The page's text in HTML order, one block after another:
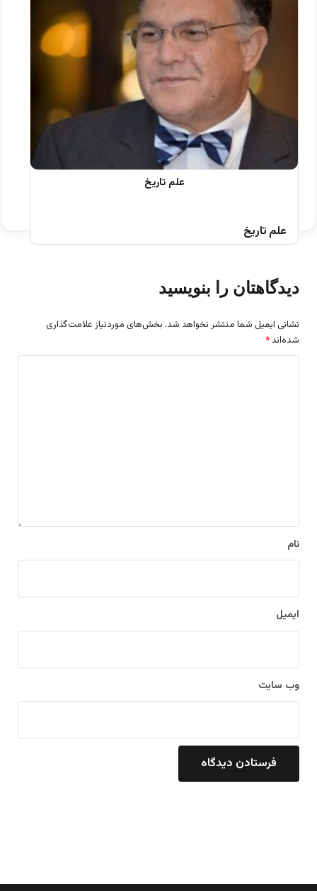
علم تاریخ
دیدگاهتان را بنویسید
نشانی ایمیل شما منتشر نخواهد شد. بخش‌های موردنیاز علامت‌گذاری
شده‌اند *
نام
ایمیل
وب‌ سایت